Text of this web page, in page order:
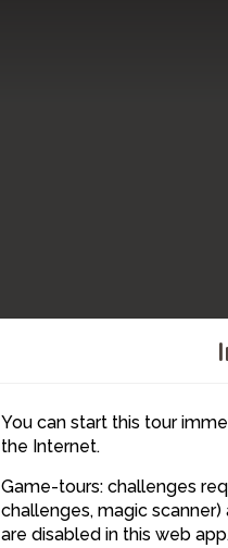
You can start this tour
the Internet.
Game-tours: challenges
challenges, magic
are disabled in this web